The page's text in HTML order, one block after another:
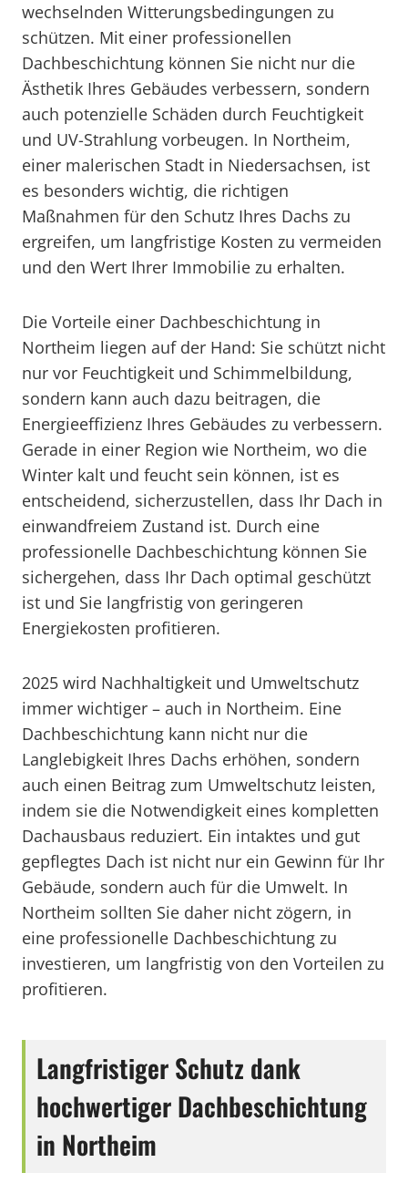
wechselnden Witterungsbedingungen zu
schützen. Mit einer professionellen
Dachbeschichtung können Sie nicht nur die
Ästhetik Ihres Gebäudes verbessern, sondern
auch potenzielle Schäden durch Feuchtigkeit
und UV-Strahlung vorbeugen. In Northeim,
einer malerischen Stadt in Niedersachsen, ist
es besonders wichtig, die richtigen
Maßnahmen für den Schutz Ihres Dachs zu
ergreifen, um langfristige Kosten zu vermeiden
und den Wert Ihrer Immobilie zu erhalten.
Die Vorteile einer Dachbeschichtung in
Northeim liegen auf der Hand: Sie schützt nicht
nur vor Feuchtigkeit und Schimmelbildung,
sondern kann auch dazu beitragen, die
Energieeffizienz Ihres Gebäudes zu verbessern.
Gerade in einer Region wie Northeim, wo die
Winter kalt und feucht sein können, ist es
entscheidend, sicherzustellen, dass Ihr Dach in
einwandfreiem Zustand ist. Durch eine
professionelle Dachbeschichtung können Sie
sichergehen, dass Ihr Dach optimal geschützt
ist und Sie langfristig von geringeren
Energiekosten profitieren.
2025 wird Nachhaltigkeit und Umweltschutz
immer wichtiger – auch in Northeim. Eine
Dachbeschichtung kann nicht nur die
Langlebigkeit Ihres Dachs erhöhen, sondern
auch einen Beitrag zum Umweltschutz leisten,
indem sie die Notwendigkeit eines kompletten
Dachausbaus reduziert. Ein intaktes und gut
gepflegtes Dach ist nicht nur ein Gewinn für Ihr
Gebäude, sondern auch für die Umwelt. In
Northeim sollten Sie daher nicht zögern, in
eine professionelle Dachbeschichtung zu
investieren, um langfristig von den Vorteilen zu
profitieren.
Langfristiger Schutz dank
hochwertiger Dachbeschichtung
in Northeim